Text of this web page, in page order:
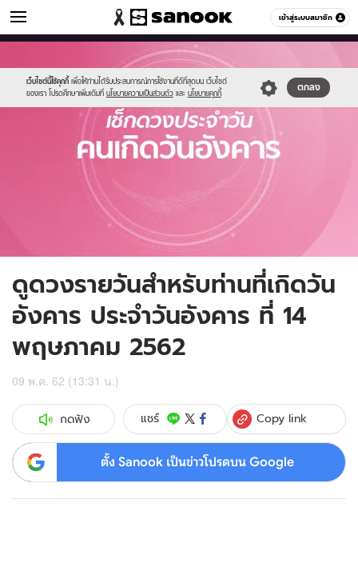
เข้าสู่ระบบสมาชิก
ดูดวง หมวดอื่นๆ
เว็บไซต์นี้ใช้คุกกี้ เพื่อให้ท่านได้รับประสบการณ์การใช้งานที่ดีที่สุดบน เว็บไซต์
ของเรา โปรดศึกษาเพิ่มเติมที่ นโยบายความเป็นส่วนตัว และ นโยบายคุกกี้
ตกลง
//s.isanook.com/sr/0/images/logo-
new-
sanook.png
//s.isanook.com/ho/0/ud/fxd/day/tuesday.jpg
ดูดวงรายวันสำหรับท่านที่เกิดวัน
อังคาร ประจำวันอังคาร ที่ 14
พฤษภาคม 2562
09 พ.ค. 62 (13:31 น.)
กดฟัง แชร์ Copy link
ตั้ง Sanook เป็นข่าวโปรดบน Google